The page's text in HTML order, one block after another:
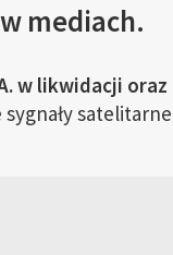
mediach.
w likwidacji oraz